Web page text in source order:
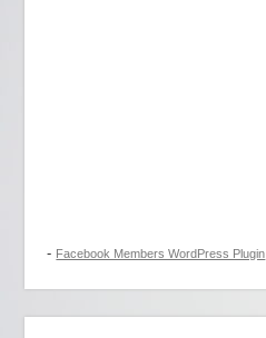
- Facebook Members WordPress Plugin